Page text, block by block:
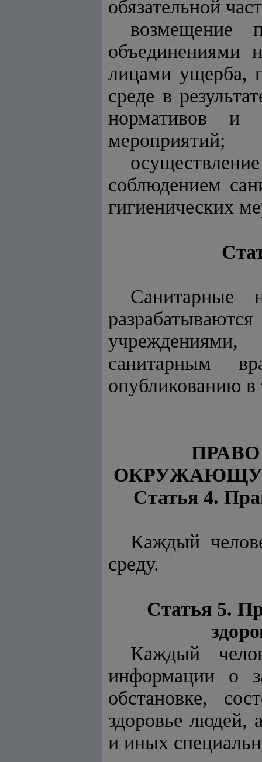
обязательной
возмещение
объединениями
лицами ущерба,
среде в
нормативов и
мероприятий;
соблюдением
гигиенических
Санитарные
санитарным
опубликованию в
Статья 4.
Каждый
среду.
Статья 5.
Каждый
информации о
обстановке,
здоровье людей,
и иных